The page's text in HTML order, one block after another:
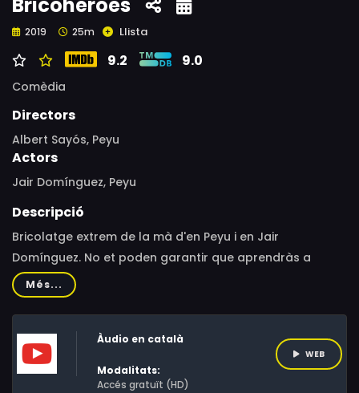
2019 25m Llista
9.2 9.0
Comèdia
Directors
Albert Sayós, Peyu
Actors
Jair Domínguez, Peyu
Descripció
Bricolatge extrem de la mà d'en Peyu i en Jair
Domínguez. No et poden garantir que aprendràs a
muntar mobles o redecorar la casa, però son tan
"merdosos" que acabaràs estimant-los.
Més...
Àudio en català
Modalitats:
Accés gratuït (HD)
WEB